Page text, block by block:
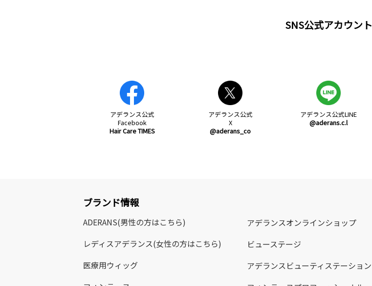
SNS公式アカウント
アデランス公式
Facebook
Hair Care TIMES
アデランス公式
X
@aderans_co
アデランス公式LINE
@aderans.c.l
ブランド情報
ADERANS(男性の方はこちら)
レディスアデランス(女性の方はこちら)
医療用ウィッグ
アデランスオンラインショップ
ビューステージ
アデランスビューティステーション